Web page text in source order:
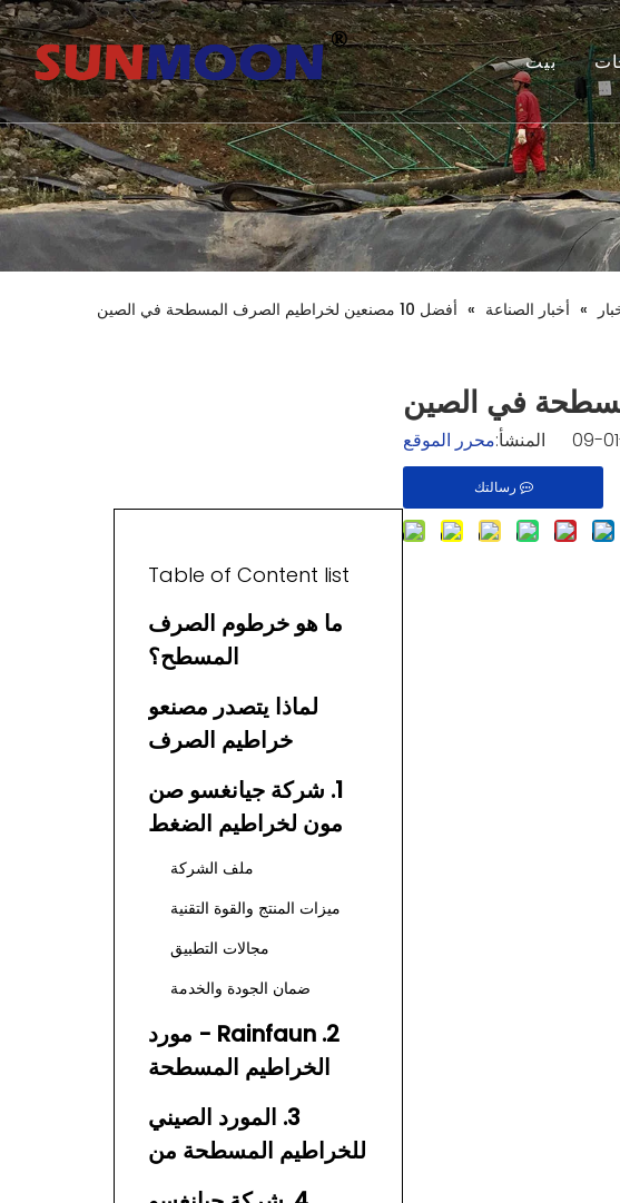
بيت
» أخبار الصناعة » أفضل 10 مصنعين لخراطيم الصرف المسطحة في الصين
محرر الموقع
رسالتك
Table of Content list
ما هو خرطوم الصرف
المسطح؟
لماذا يتصدر مصنعو
خراطيم الصرف
المسطحة الصينية
السوق
1. شركة جيانغسو صن
مون لخراطيم الضغط
العالي للغاز الصخري
ملف الشركة
ميزات المنتج والقوة التقنية
مجالات التطبيق
ضمان الجودة والخدمة
2. Rainfaun - مورد
الخراطيم المسطحة
للزراعة والري
3. المورد الصيني
للخراطيم المسطحة من
مادة TPU (العلامة